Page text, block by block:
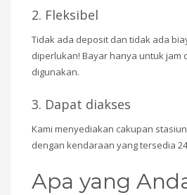
2. Fleksibel
Tidak ada deposit dan tidak ada
diperlukan! Bayar hanya untuk jam
digunakan.
3. Dapat diakses
Kami menyediakan cakupan
dengan kendaraan yang tersedia
Apa yang